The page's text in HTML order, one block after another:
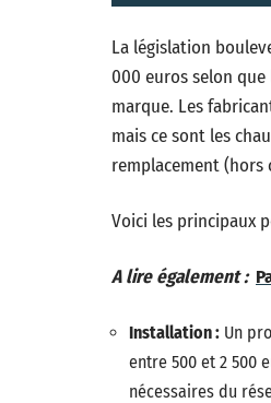
La législation
000 euros selon
marque. Les
mais ce sont les
remplacement (hors
Voici les principaux
A lire également :
Installation : Un
entre 500 et 2 500
nécessaires du